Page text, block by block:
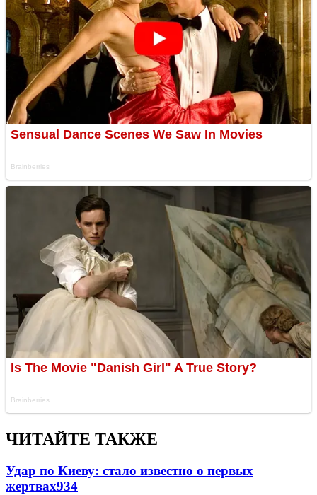
ЧИТАЙТЕ ТАКЖЕ
Удар по Киеву: стало известно о первых
жертвах934